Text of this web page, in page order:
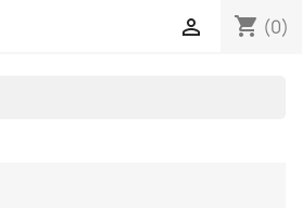
shopping_cart (0)
